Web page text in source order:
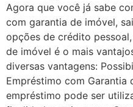
Agora que você já sabe
com garantia de imóvel,
opções de crédito
de imóvel é o mais
diversas vantagens:
Empréstimo com Garantia
empréstimo pode ser